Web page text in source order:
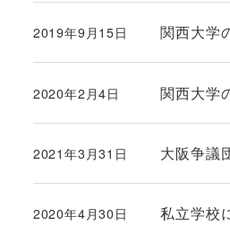
関西大学
投稿日
2019年9月15日
関西大学
投稿日
2020年2月4日
大阪争議
投稿日
2021年3月31日
私立学校
投稿日
2020年4月30日